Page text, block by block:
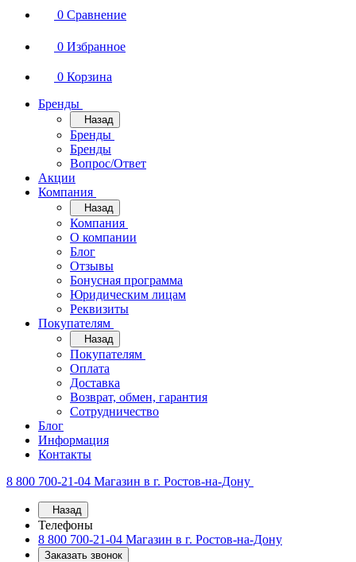
0 Сравнение
0 Избранное
0 Корзина
Бренды
Назад
Бренды
Бренды
Вопрос/Ответ
Акции
Компания
Назад
Компания
О компании
Блог
Отзывы
Бонусная программа
Юридическим лицам
Реквизиты
Покупателям
Назад
Покупателям
Оплата
Доставка
Возврат, обмен, гарантия
Сотрудничество
Блог
Информация
Контакты
8 800 700-21-04 Магазин в г. Ростов-на-Дону
Назад
Телефоны
8 800 700-21-04 Магазин в г. Ростов-на-Дону
Заказать звонок